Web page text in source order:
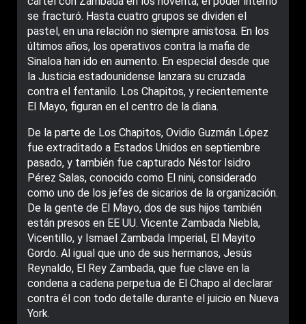
se fracturó. Hasta cuatro grupos se dividen el
pastel, en una relación no siempre amistosa. En los
últimos años, los operativos contra la mafia de
Sinaloa han ido en aumento. En especial desde que
la Justicia estadounidense lanzara su cruzada
contra el fentanilo. Los Chapitos, y recientemente
El Mayo, figuran en el centro de la diana.
De la parte de Los Chapitos, Ovidio Guzmán López
fue extraditado a Estados Unidos en septiembre
pasado, y también fue capturado Néstor Isidro
Pérez Salas, conocido como El nini, considerado
como uno de los jefes de sicarios de la organización.
De la gente de El Mayo, dos de sus hijos también
están presos en EE UU. Vicente Zambada Niebla,
Vicentillo, y Ismael Zambada Imperial, El Mayito
Gordo. Al igual que uno de sus hermanos, Jesús
Reynaldo, El Rey Zambada, que fue clave en la
condena a cadena perpetua de El Chapo al declarar
contra él con todo detalle durante el juicio en Nueva
York.